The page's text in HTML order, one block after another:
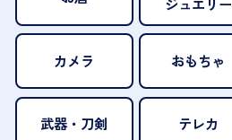
ジュエリー
カメラ おもちゃ
武器・刀剣 テレカ